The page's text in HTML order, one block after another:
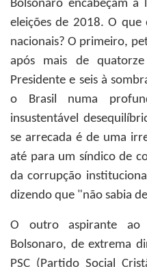
Bolsonaro encabeçam a
eleições de 2018. O que
nacionais? O primeiro,
após mais de
Presidente e seis à
o Brasil numa
insustentável
se arrecada é de uma
até para um síndico de
da corrupção
dizendo que "não sabia
O outro aspirante ao
Bolsonaro, de extrema
PSC (Partido Social